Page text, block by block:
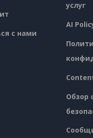
с нами
услуг
AI
Обзор